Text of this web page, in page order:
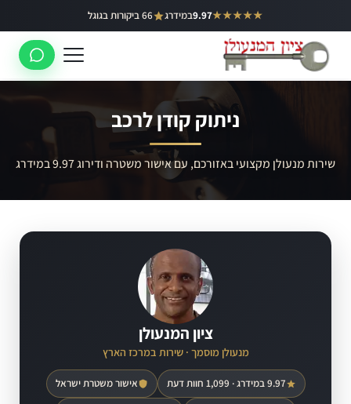
לתוכן
★★★★★
9.97במידרג 66 ביקורות בגוגל באר יעקב
ראשון לציון
רמלה
נס ציונה
ניתוק קודן לרכב
שירות מנעולן מקצועי באזורכם, עם אישור משטרה ודירוג 9.97 במידרג
ציון המנעולן
מנעולן מוסמך · שירות במרכז הארץ
9.97 במידרג · 1,099 חוות דעת אישור משטרת ישראל